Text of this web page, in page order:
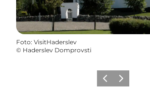
Foto: VisitHaderslev
© Haderslev Domprovsti
ZurückWeiter